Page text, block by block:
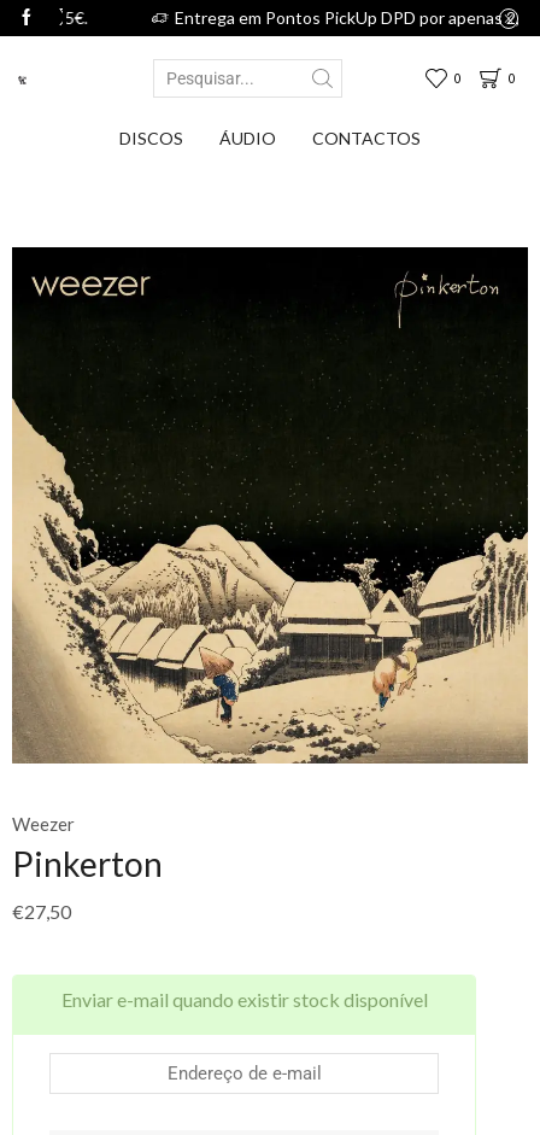
Entrega em Pontos PickUp DPD por apenas 2,75€.
0 0
DISCOS ÁUDIO CONTACTOS
Weezer
Pinkerton
€27,50
Enviar e-mail quando existir stock disponível